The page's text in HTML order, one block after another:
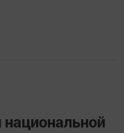
национальной